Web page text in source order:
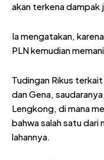
akan terkena dampak
Ia mengatakan,
PLN kemudian
Tudingan Rikus
dan Gena,
Lengkong, di mana
bahwa salah satu dari
lahannya.